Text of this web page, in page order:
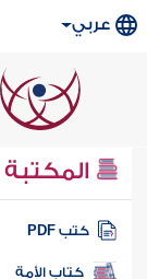
عربي
المكتبة
كتب PDF